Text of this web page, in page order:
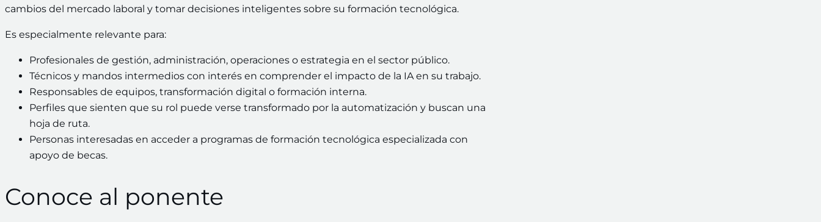
cambios del mercado laboral y tomar decisiones inteligentes sobre su formación tecnológica.
Es especialmente relevante para:
Profesionales de gestión, administración, operaciones o estrategia en el sector público.
Técnicos y mandos intermedios con interés en comprender el impacto de la IA en su trabajo.
Responsables de equipos, transformación digital o formación interna.
Perfiles que sienten que su rol puede verse transformado por la automatización y buscan una
hoja de ruta.
Personas interesadas en acceder a programas de formación tecnológica especializada con
apoyo de becas.
Conoce al ponente